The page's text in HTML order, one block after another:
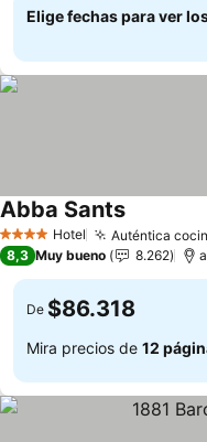
Elige fechas para ver
4 EstrellasHotel Auténtica
Abba Sants
8,3 Muy bueno 8.262
De $86.318
Mira precios de 12